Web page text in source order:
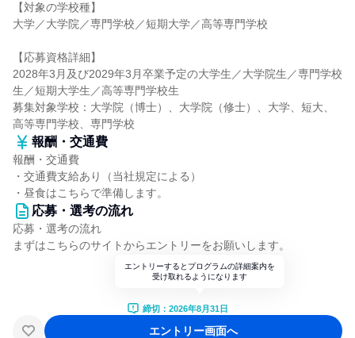
【対象の学校種】
大学／大学院／専門学校／短期大学／高等専門学校
【応募資格詳細】
2028年3月及び2029年3月卒業予定の大学生／大学院生／専門学校
生／短期大学生／高等専門学校生
募集対象学校：大学院（博士）、大学院（修士）、大学、短大、
高等専門学校、専門学校
報酬・交通費
報酬・交通費
・交通費支給あり（当社規定による）
・昼食はこちらで準備します。
応募・選考の流れ
応募・選考の流れ
まずはこちらのサイトからエントリーをお願いします。
エントリーするとプログラムの詳細案内を
受け取れるようになります
締切：2026年8月31日
エントリー画面へ